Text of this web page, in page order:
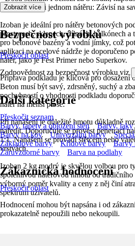
• Vydatnost při jednom nátěru: Závisí na
Izoban je ideální pro nátěry betonových
prostorech, sklepech, dílnách, balkónech a
pro betonové bazény a vodní jímky, což
aplikaci na ocelové nádrže je doporučeno
nátěr, jako je Fest Primer nebo Superkov.
Příprava podkladu je klíčová pro dosažení
Beton musí být savý, zdrsněný, suchý a
pochybností o vhodnosti podkladu
nátěr na menší ploše.
Při nanášení je důležité hmotu důkladně
naředit. Doporučuje se provést penetraci
1:1. Nanášení se provádí štětcem nebo
vrstvách.
Izoban 2 kg modrý je skvělou volbou pro
spolehlivou nátěrovou hmotu od tradičního
výborný poměr kvality a ceny z něj činí
spektrum uživatelů.
Zobrazit více
Bezpečnost výrobků
Přeskočit oblast
Zodpovědnost za bezpečnost výrobku viz
Další kategorie
Přeskočit seznam
Barvy, tapety a obložení stěn
Barvy, laky
Barvy na kov
Univerzální barvy
Základové barvy
Křídové barvy
Barvy
Žáruvzdorné barvy
Barva na podlahy
Zákaznická hodnocení
Přeskočit oblast
Hodnocení mohou být napsána i od
prokazatelně nepoužili nebo nekoupili.